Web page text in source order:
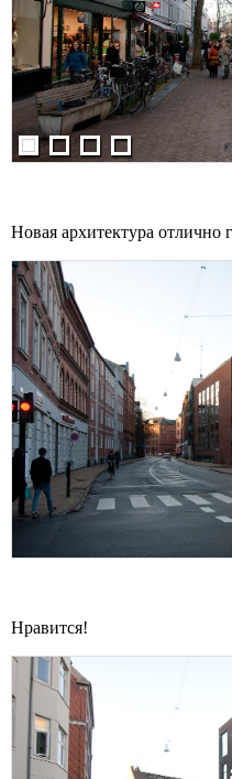
Новая архитектура отлично
Нравится!